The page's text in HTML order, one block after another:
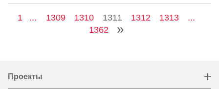
1 ... 1309 1310 1311 1312 1313
...
1362
Проекты